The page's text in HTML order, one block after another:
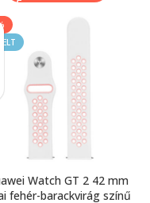
Watch GT 2 42 mm
fehér-barackvirág színű